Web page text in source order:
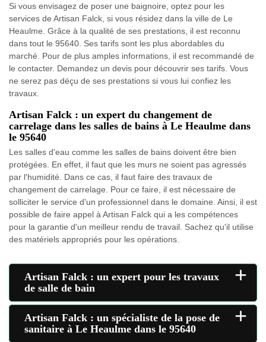
Si vous envisagez de poser une baignoire, optez pour les
services de Artisan Falck, si vous résidez dans la ville de Le
Heaulme. Grâce à la qualité de ses prestations, il est reconnu
dans tout le 95640. Ses tarifs sont les plus abordables du
marché. Pour de plus amples informations, il est recommandé de
le contacter. Demandez un devis pour découvrir ses tarifs. Vous
ne serez pas déçu de ses prestations si vous lui confiez les
travaux.
Artisan Falck : un expert du changement de
carrelage dans les salles de bains à Le Heaulme dans
le 95640
Les salles d'eau comme les salles de bains doivent être bien
protégées. En effet, il faut que les murs ne soient pas agressés
par l'humidité. Dans ce cas, il faut faire des travaux de
changement de carrelage. Pour ce faire, il est nécessaire de
solliciter le service d'un professionnel dans le domaine. Ainsi, il est
possible de faire appel à Artisan Falck qui a les compétences
pour la garantie d'un meilleur rendu de travail. Sachez qu'il utilise
des matériels appropriés pour les opérations.
Artisan Falck : un expert pour les travaux
de salle de bain
+
Artisan Falck : un spécialiste de la pose de
sanitaire à Le Heaulme dans le 95640
+